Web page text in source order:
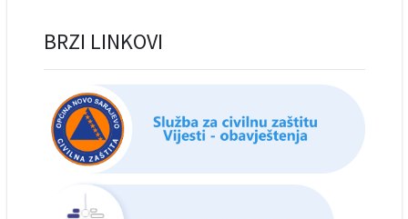
BRZI LINKOVI